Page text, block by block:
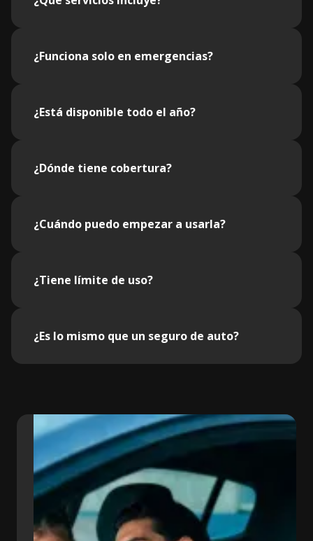
¿Funciona solo en emergencias?
¿Está disponible todo el año?
¿Dónde tiene cobertura?
¿Cuándo puedo empezar a usarla?
¿Tiene límite de uso?
¿Es lo mismo que un seguro de auto?